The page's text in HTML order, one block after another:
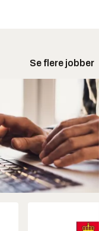
Se flere jobber